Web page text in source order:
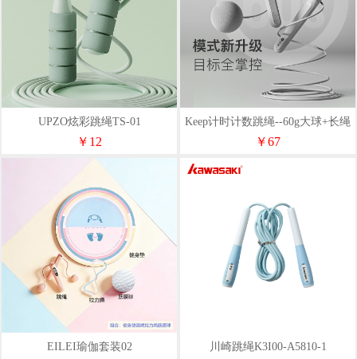
UPZO炫彩跳绳TS-01
￥12
Keep计时计数跳绳--60g大球+长绳
两用(灰色/绿色)
￥67
EILEI瑜伽套装02 川崎跳绳K3I00-A5810-1